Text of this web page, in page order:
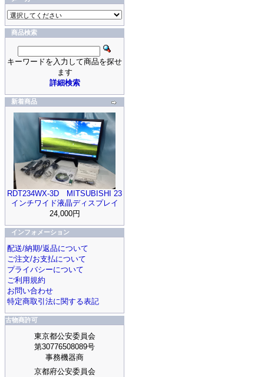
商品検索
キーワードを入力して商品を探せ
ます
詳細検索
新着商品
RDT234WX-3D MITSUBISHI 23
インチワイド液晶ディスプレイ
24,000円
インフォメーション
配送/納期/返品について
ご注文/お支払について
プライバシーについて
ご利用規約
お問い合わせ
特定商取引法に関する表記
古物商許可
東京都公安委員会
第30776508089号
事務機器商
京都府公安委員会